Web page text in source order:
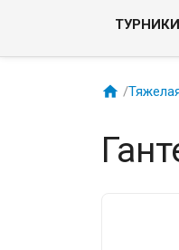
ТУРНИКИ
 /